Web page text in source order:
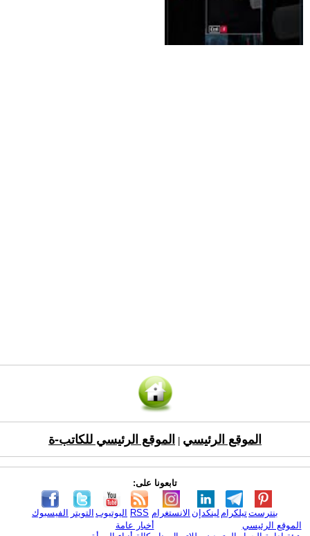
الموقع الرئيسي الموقع الرئيسي للكاتب-ة
تابعونا على:
الفيسبوك التويتر اليوتيوب RSS الانستغرام لينكدإن تيلكرامبنترست
الموقع الرئيسي
أخبار عامة